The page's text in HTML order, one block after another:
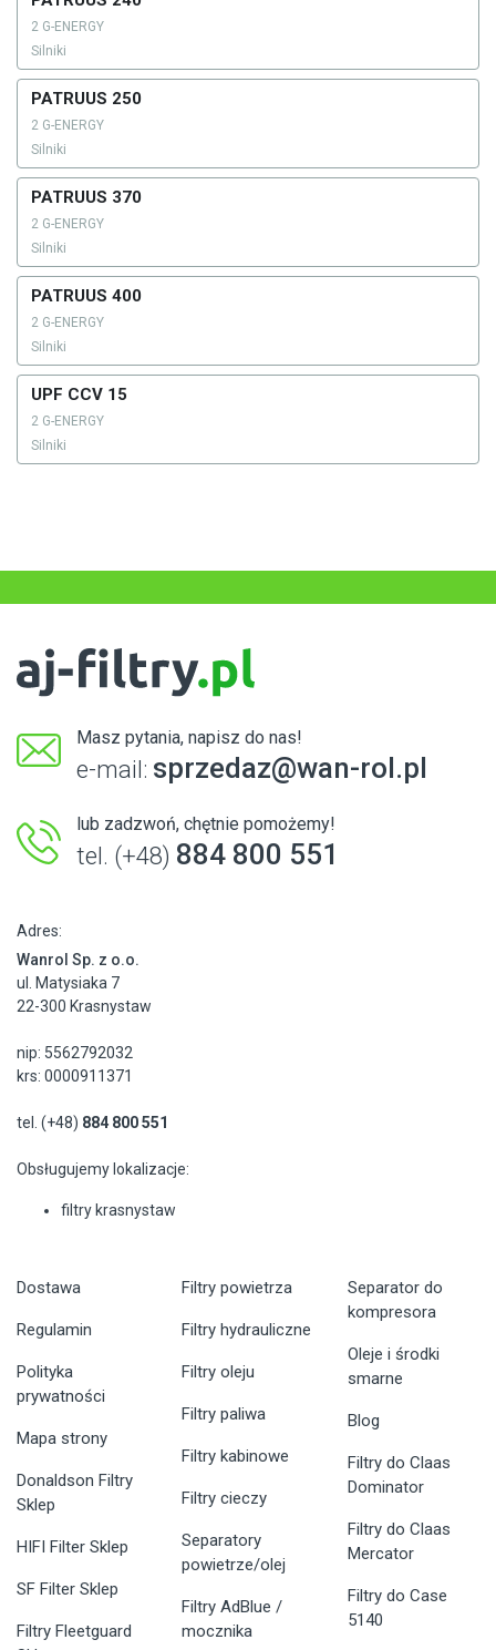
2 G-ENERGY
Silniki
PATRUUS 250
2 G-ENERGY
Silniki
PATRUUS 370
2 G-ENERGY
Silniki
PATRUUS 400
2 G-ENERGY
Silniki
UPF CCV 15
2 G-ENERGY
Silniki
Masz pytania, napisz do nas!
e-mail: sprzedaz@wan-rol.pl
lub zadzwoń, chętnie pomożemy!
tel. (+48) 884 800 551
Adres:
Wanrol Sp. z o.o.
ul. Matysiaka 7
22-300 Krasnystaw
nip: 5562792032
krs: 0000911371
tel. (+48) 884 800 551
Obsługujemy lokalizacje:
filtry krasnystaw
Dostawa
Regulamin
Polityka
prywatności
Mapa strony
Donaldson Filtry
Sklep
HIFI Filter Sklep
SF Filter Sklep
Filtry Fleetguard
Filtry powietrza
Filtry hydrauliczne
Filtry oleju
Filtry paliwa
Filtry kabinowe
Filtry cieczy
Separatory
powietrze/olej
Filtry AdBlue /
mocznika
Separator do
kompresora
Oleje i środki
smarne
Blog
Filtry do Claas
Dominator
Filtry do Claas
Mercator
Filtry do Case
5140